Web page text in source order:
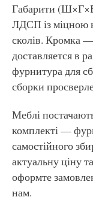
Габарити
ЛДСП із міцною
сколів. Кромка
доставляется в
фурнитура для
сборки
Меблі
комплекті —
самостійного
актуальну ціну
оформте
нам.